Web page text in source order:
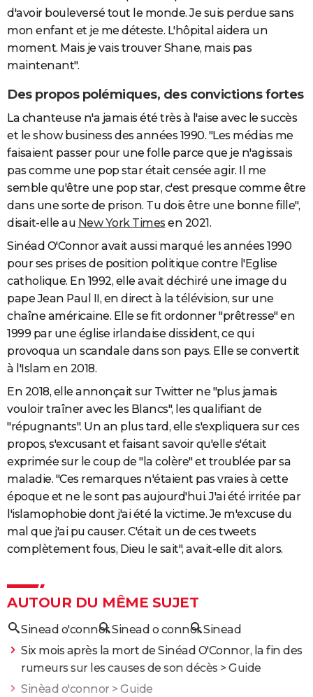
d'avoir bouleversé tout le monde. Je suis perdue sans
mon enfant et je me déteste. L'hôpital aidera un
moment. Mais je vais trouver Shane, mais pas
maintenant".
Des propos polémiques, des convictions fortes
La chanteuse n'a jamais été très à l'aise avec le succès
et le show business des années 1990. "Les médias me
faisaient passer pour une folle parce que je n'agissais
pas comme une pop star était censée agir. Il me
semble qu'être une pop star, c'est presque comme être
dans une sorte de prison. Tu dois être une bonne fille",
disait-elle au New York Times en 2021.
Sinéad O'Connor avait aussi marqué les années 1990
pour ses prises de position politique contre l'Eglise
catholique. En 1992, elle avait déchiré une image du
pape Jean Paul II, en direct à la télévision, sur une
chaîne américaine. Elle se fit ordonner "prêtresse" en
1999 par une église irlandaise dissident, ce qui
provoqua un scandale dans son pays. Elle se convertit
à l'Islam en 2018.
En 2018, elle annonçait sur Twitter ne "plus jamais
vouloir traîner avec les Blancs", les qualifiant de
"répugnants". Un an plus tard, elle s'expliquera sur ces
propos, s'excusant et faisant savoir qu'elle s'était
exprimée sur le coup de "la colère" et troublée par sa
maladie. "Ces remarques n'étaient pas vraies à cette
époque et ne le sont pas aujourd'hui. J'ai été irritée par
l'islamophobie dont j'ai été la victime. Je m'excuse du
mal que j'ai pu causer. C'était un de ces tweets
complètement fous, Dieu le sait", avait-elle dit alors.
AUTOUR DU MÊME SUJET
Sinead o'connorSinead o connorSinead
Six mois après la mort de Sinéad O'Connor, la fin des
rumeurs sur les causes de son décès > Guide
Sinèad o'connor > Guide